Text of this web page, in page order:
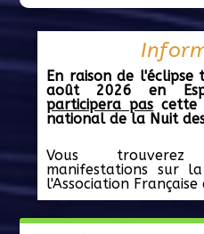
En raison de
août 2026 en
participera pas cette
national de la Nuit
Vous
manifestations sur
l'Association